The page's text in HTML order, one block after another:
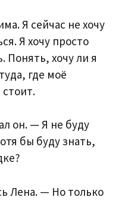
Я сейчас не хочу
Я хочу просто
Понять, хочу ли я
где моё
он. — Я не буду
бы буду знать,
Лена. — Но только